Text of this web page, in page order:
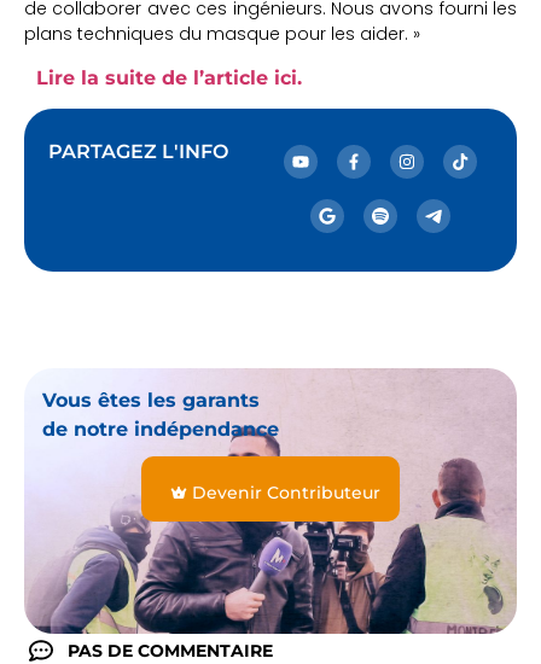
de collaborer avec ces ingénieurs. Nous avons fourni les
plans techniques du masque pour les aider. »
Lire la suite de l’article ici.
PARTAGEZ L'INFO
Vous êtes les garants
de notre indépendance
Devenir Contributeur
PAS DE COMMENTAIRE